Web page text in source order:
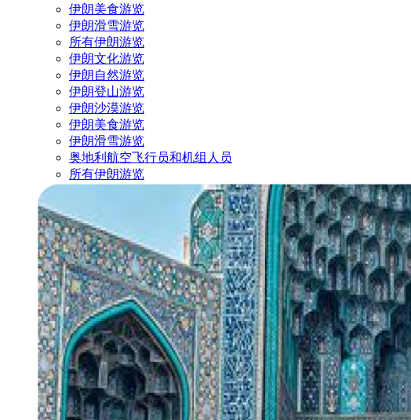
伊朗美食游览
伊朗滑雪游览
所有伊朗游览
伊朗文化游览
伊朗自然游览
伊朗登山游览
伊朗沙漠游览
伊朗美食游览
伊朗滑雪游览
奥地利航空飞行员和机组人员
所有伊朗游览